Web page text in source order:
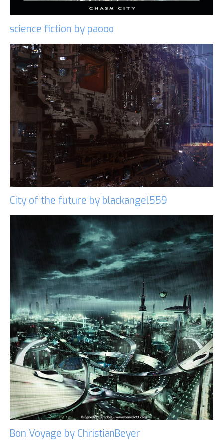
science fiction by paooo
City of the future by blackangel559
Bon Voyage by ChristianBeyer